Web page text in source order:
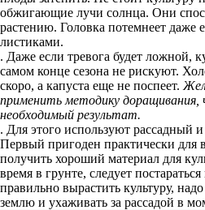
обжигающие лучи солнца. Они
растению. Головка потемнеет даже
листиками.
. Даже если тревога будет ложной,
самом конце сезона не рискуют.
скоро, а капуста еще не поспеет.
применить методику
необходимый результат.
. Для этого используют рассадный
Первый пригоден практически для
получить хороший материал для
время в грунте, следует
правильно вырастить культуру,
землю и ухаживать за рассадой в